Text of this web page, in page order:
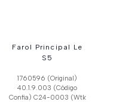
Farol Principal Le
S5
1760596 (Original)
40.1.9.003 (Código
Confia) C24-0003 (Wtk